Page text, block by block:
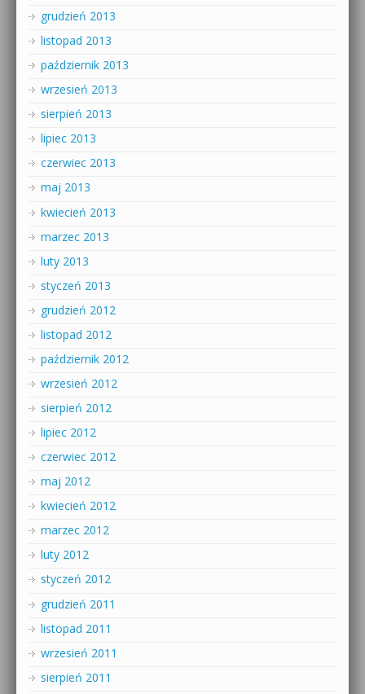
grudzień 2013
listopad 2013
październik 2013
wrzesień 2013
sierpień 2013
lipiec 2013
czerwiec 2013
maj 2013
kwiecień 2013
marzec 2013
luty 2013
styczeń 2013
grudzień 2012
listopad 2012
październik 2012
wrzesień 2012
sierpień 2012
lipiec 2012
czerwiec 2012
maj 2012
kwiecień 2012
marzec 2012
luty 2012
styczeń 2012
grudzień 2011
listopad 2011
wrzesień 2011
sierpień 2011